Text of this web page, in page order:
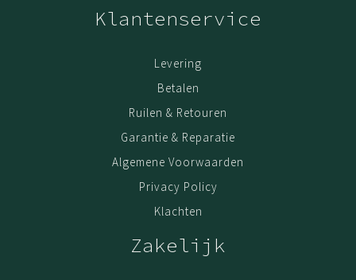
jouw meubel op voorraad is.
Voor een meerprijs zorgen onze monteurs ervoor dat
dat we op een later tijdstip langskomen wanneer het
Kwaliteit is belangrijk. Haal jouw meubel gerust uit elkaar,
gebruik van extra stevig spaanplaat en volledige
Klantenservice
Levering
Betalen
Ruilen & Retouren
Garantie & Reparatie
Algemene Voorwaarden
Privacy Policy
Klachten
Zakelijk